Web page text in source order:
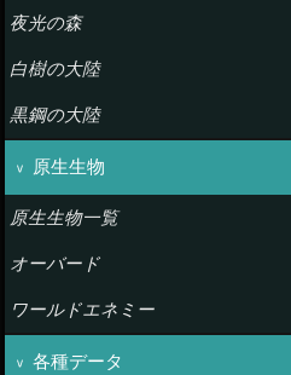
夜光の森
白樹の大陸
黒鋼の大陸
原生生物
原生生物一覧
オーバード
ワールドエネミー
各種データ